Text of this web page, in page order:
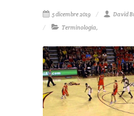
5 dicembre 2019
David
Terminologia,